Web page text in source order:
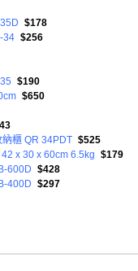
$178
34 $256
$190
$650
納櫃 QR 34PDT $525
x 30 x 60cm 6.5kg $179
600D $428
400D $297